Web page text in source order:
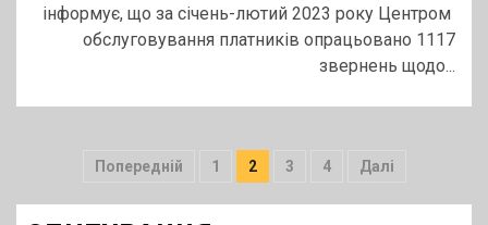
інформує, що за січень-лютий 2023 року Центром
обслуговування платників опрацьовано 1117
звернень щодо...
Пагінація
записів
Попередній 1 2 3 4 Далі